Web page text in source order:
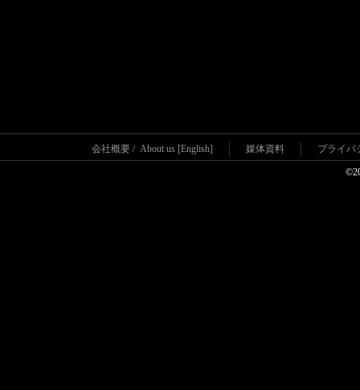
会社概要 / About us [English] 媒体資料 プライバ